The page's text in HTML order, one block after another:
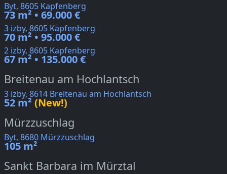
Byt, 8605 Kapfenberg
73 m² • 69.000 €
3 izby, 8605 Kapfenberg
70 m² • 95.000 €
2 izby, 8605 Kapfenberg
67 m² • 135.000 €
Breitenau am Hochlantsch
3 izby, 8614 Breitenau am Hochlantsch
52 m² (New!)
Mürzzuschlag
Byt, 8680 Mürzzuschlag
105 m²
Sankt Barbara im Mürztal